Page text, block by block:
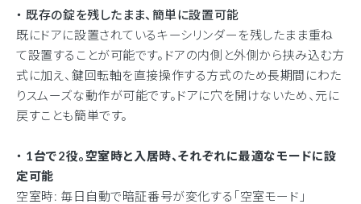
・ 既存の錠を残したまま、簡単に設置可能
既にドアに設置されているキーシリンダーを残したまま重ね
て設置することが可能です。 ドアの内側と外側から挟み込む方
式に加え、鍵回転軸を直接操作する方式のため長期間にわた
りスムーズな動作が可能です。ドアに穴を開けないため、元に
戻すことも簡単です。
・ 1台で2役。空室時と入居時、それぞれに最適なモードに設
定可能
空室時: 毎日自動で暗証番号が変化する「空室モード」